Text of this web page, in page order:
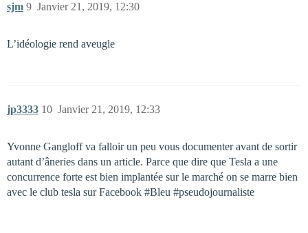
sjm Janvier 21, 2019, 12:30
9
L’idéologie rend aveugle
jp3333 Janvier 21, 2019, 12:33
10
Yvonne Gangloff va falloir un peu vous documenter avant de sortir
autant d’âneries dans un article. Parce que dire que Tesla a une
concurrence forte est bien implantée sur le marché on se marre bien
avec le club tesla sur Facebook #Bleu #pseudojournaliste